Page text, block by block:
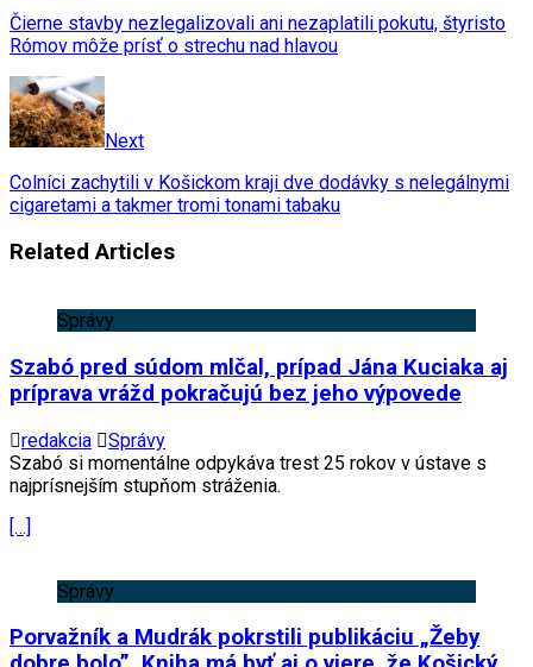
Čierne stavby nezlegalizovali ani nezaplatili pokutu, štyristo
Rómov môže prísť o strechu nad hlavou
Next
Colníci zachytili v Košickom kraji dve dodávky s nelegálnymi
cigaretami a takmer tromi tonami tabaku
Related Articles
Správy
Szabó pred súdom mlčal, prípad Jána Kuciaka aj
príprava vrážd pokračujú bez jeho výpovede
redakcia
Správy
Szabó si momentálne odpykáva trest 25 rokov v ústave s
najprísnejším stupňom stráženia.
[…]
Správy
Porvažník a Mudrák pokrstili publikáciu „Žeby